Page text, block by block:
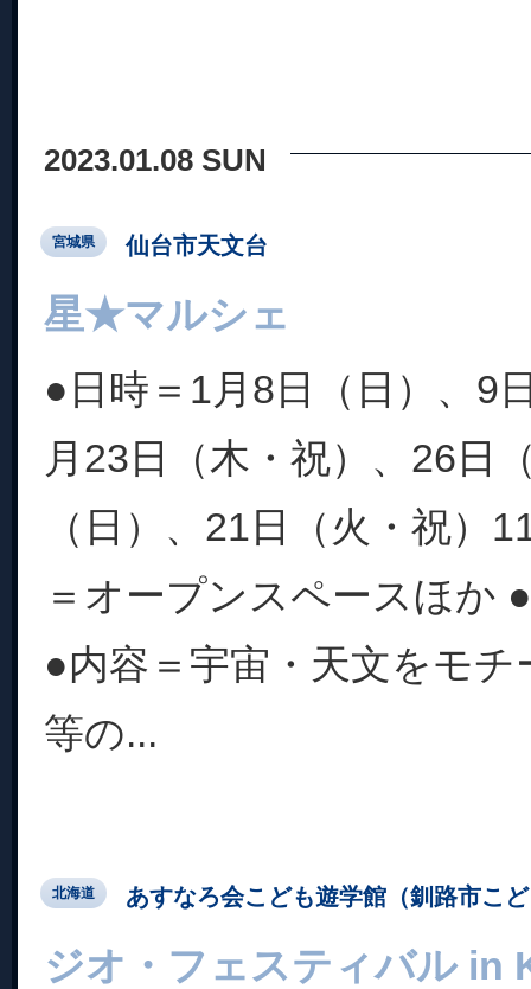
2023.01.08 SUN
宮城県 仙台市天文台
星★マルシェ
●日時＝1月8日（日）、9
月23日（木・祝）、26日
（日）、21日（火・祝）
＝オープンスペースほか
●内容＝宇宙・天文をモ
等の...
北海道 あすなろ会こども遊学館（釧路市こ
ジオ・フェスティバル in